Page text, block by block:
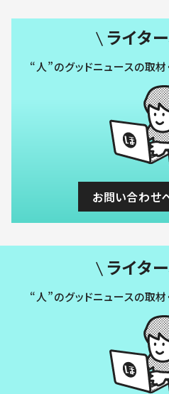
ライタ
“人”のグッドニュースの取
お問い合わせ
ライタ
“人”のグッドニュースの取